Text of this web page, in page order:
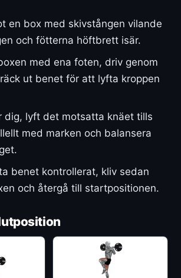
en box med skivstången vilande
och fötterna höftbrett isär.
med ena foten, driv genom
ut benet för att lyfta kroppen
dig, lyft det motsatta knäet tills
med marken och balansera
benet kontrollerat, kliv sedan
och återgå till startpositionen.